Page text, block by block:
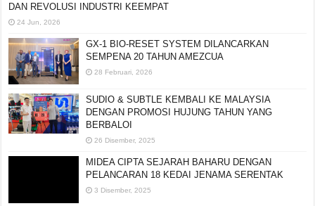
ARKITEK ERA AI DAN REVOLUSI INDUSTRI
GX-1 BIO-RESET SYSTEM DILANCARKAN
SEMPENA 20 TAHUN AMEZCUA
SUDIO & SUBTLE KEMBALI KE MALAYSIA
DENGAN PROMOSI HUJUNG TAHUN YANG
BERBALOI
MIDEA CIPTA SEJARAH BAHARU DENGAN
PELANCARAN 18 KEDAI JENAMA SERENTAK